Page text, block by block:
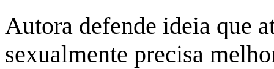
Autora defende ideia que
sexualmente precisa